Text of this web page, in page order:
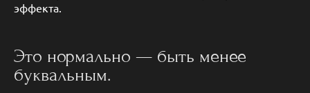
эффекта.
Это нормально — быть менее
буквальным.​